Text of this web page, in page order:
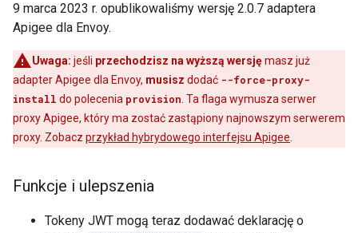
9 marca 2023 r. opublikowaliśmy wersję 2.0.7 adaptera
Apigee dla Envoy.
Uwaga: jeśli przechodzisz na wyższą wersjęmasz już
adapter Apigee dla Envoy, musisz dodać --force-proxy-
install do polecenia provision . Ta flaga wymusza serwer
proxy Apigee, który ma zostać zastąpiony najnowszym serwerem
proxy. Zobacz przykład hybrydowego interfejsu Apigee
Funkcje i ulepszenia
Tokeny JWT mogą teraz dodawać deklarację o